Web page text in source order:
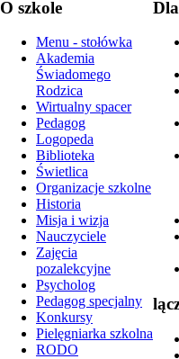
O szkole
Menu - stołówka
Akademia
Świadomego
Rodzica
Wirtualny spacer
Pedagog
Logopeda
Biblioteka
Świetlica
Organizacje szkolne
Historia
Misja i wizja
Nauczyciele
Zajęcia
pozalekcyjne
Psycholog
Pedagog specjalny
Konkursy
Pielęgniarka szkolna
RODO